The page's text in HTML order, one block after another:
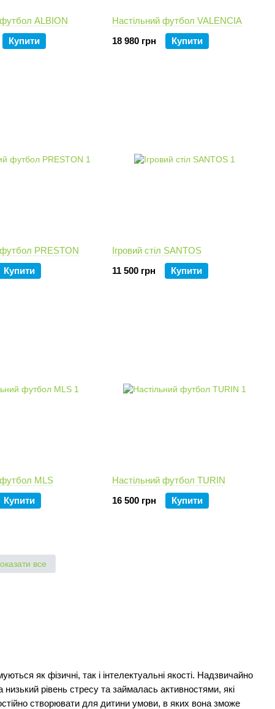
як фізичні, так і інтелектуальні якості. Надзвичайно
рівень стресу та займалась активностями, які
створювати для дитини умови, в яких вона зможе
ALBION
Купити
Настільний футбол VALENCIA
18 980 грн
Купити
PRESTON
Купити
Ігровий стіл SANTOS
11 500 грн
Купити
MLS
Купити
Настільний футбол TURIN
16 500 грн
Купити
все